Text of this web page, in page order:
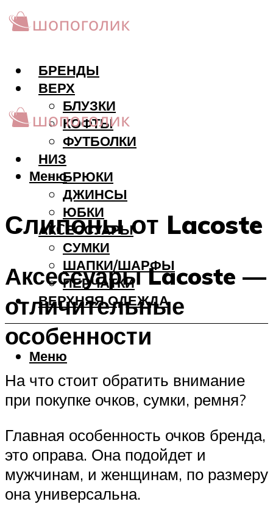
БРЕНДЫ
ВЕРХ
БЛУЗКИ
КОФТЫ
ФУТБОЛКИ
НИЗ
БРЮКИ
ДЖИНСЫ
ЮБКИ
АКCЕССУАРЫ
СУМКИ
ШАПКИ/ШАРФЫ
ПЕРЧАТКИ
ВЕРХНЯЯ ОДЕЖДА
Меню
Меню
Слипоны от Lacoste
Аксессуары Lacoste —
отличительные
особенности
На что стоит обратить внимание
при покупке очков, сумки, ремня?
Главная особенность очков бренда,
это оправа. Она подойдет и
мужчинам, и женщинам, по размеру
она универсальна.